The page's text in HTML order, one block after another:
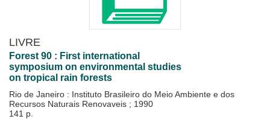
LIVRE
Forest 90 : First international
symposium on environmental studies
on tropical rain forests
Rio de Janeiro : Instituto Brasileiro do Meio Ambiente e dos
Recursos Naturais Renovaveis ; 1990
141 p.